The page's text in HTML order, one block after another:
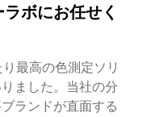
ボにお任せく
最高の色測定ソリ
ました。当社の分
ランドが直面する